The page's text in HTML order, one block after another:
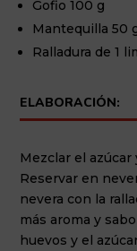
Gofio 100 g
Mantequilla 50
Ralladura de 1
ELABORACIÓN:
Mezclar el
Reservar en
nevera con la
más aroma y
huevos y el